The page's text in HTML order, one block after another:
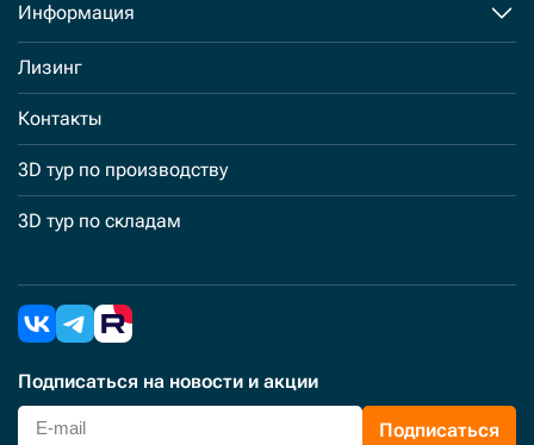
Информация
Лизинг
Контакты
3D тур по производству
3D тур по складам
Подписаться на новости и акции
Подписаться